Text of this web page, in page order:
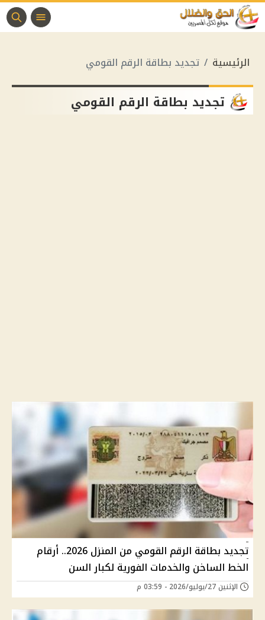
الرئيسية تجديد بطاقة الرقم القومي
تجديد بطاقة الرقم القومي
تجديد بطاقة الرقم القومي من المنزل 2026.. أرقام
الخط الساخن والخدمات الفورية لكبار السن
الإثنين 27/يوليو/2026 - 03:59 م